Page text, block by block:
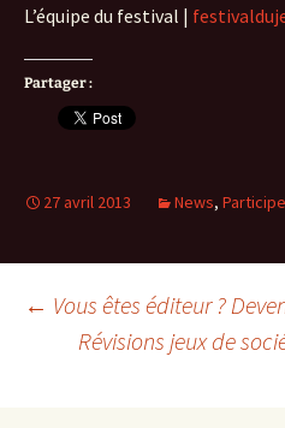
L’équipe du festival |
Partager :
27 avril 2013 News,
← Vous êtes éditeur ?
Révisions jeux de